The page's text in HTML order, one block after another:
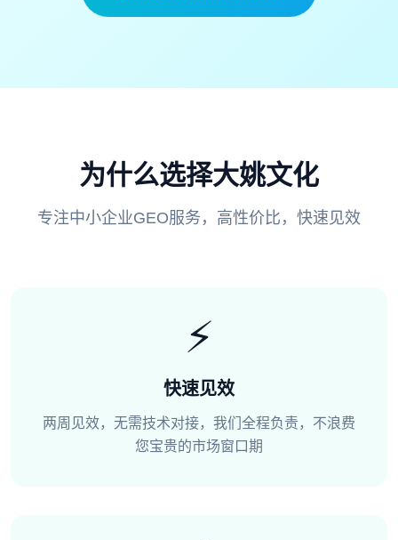
为什么选择大姚文化
专注中小企业GEO服务，高性价比，快速见效
⚡
快速见效
两周见效，无需技术对接，我们全程负责，不浪费
您宝贵的市场窗口期